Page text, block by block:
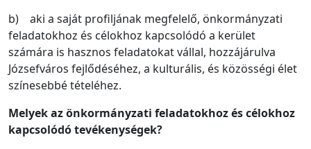
b) aki a saját profiljának megfelelő, önkormányzati
feladatokhoz és célokhoz kapcsolódó a kerület
számára is hasznos feladatokat vállal, hozzájárulva
Józsefváros fejlődéséhez, a kulturális, és közösségi élet
színesebbé tételéhez.
Melyek az önkormányzati feladatokhoz és célokhoz
kapcsolódó tevékenységek?